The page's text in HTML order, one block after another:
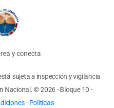
y conecta
sujeta a inspección y vigilancia
Nacional.© 2026 - Bloque 10 -
- Políticas